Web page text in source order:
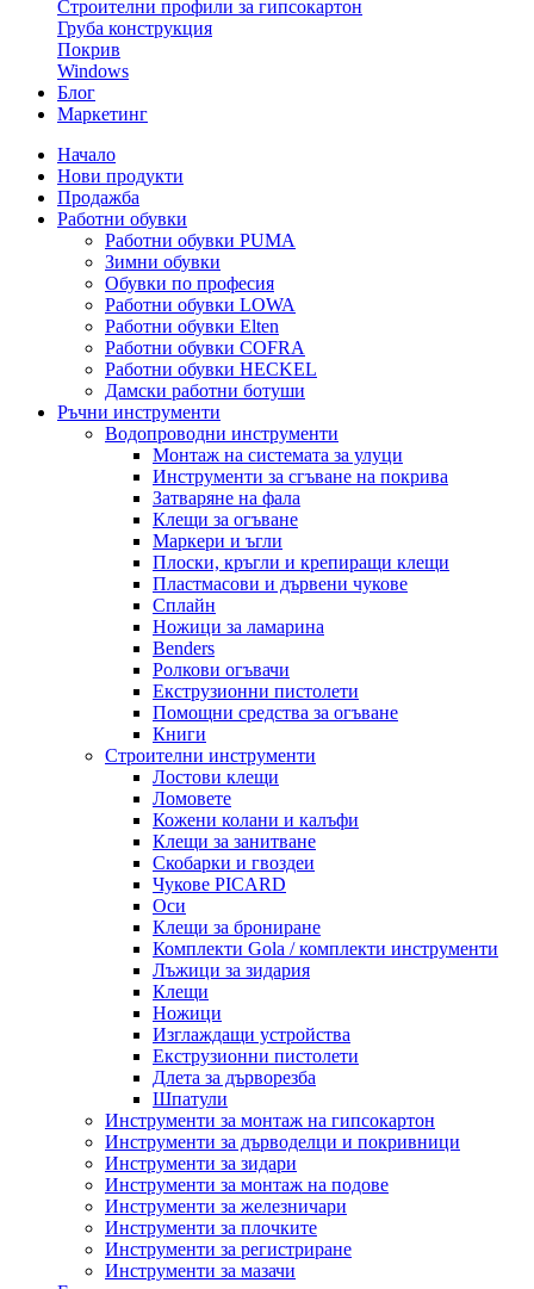
Строителни профили за гипсокартон
Груба конструкция
Покрив
Windows
Блог
Маркетинг
Начало
Нови продукти
Продажба
Работни обувки
Работни обувки PUMA
Зимни обувки
Обувки по професия
Работни обувки LOWA
Работни обувки Elten
Работни обувки COFRA
Работни обувки HECKEL
Дамски работни ботуши
Ръчни инструменти
Водопроводни инструменти
Монтаж на системата за улуци
Инструменти за сгъване на покрива
Затваряне на фала
Клещи за огъване
Маркери и ъгли
Плоски, кръгли и крепиращи клещи
Пластмасови и дървени чукове
Сплайн
Ножици за ламарина
Benders
Ролкови огъвачи
Екструзионни пистолети
Помощни средства за огъване
Книги
Строителни инструменти
Лостови клещи
Ломовете
Кожени колани и калъфи
Клещи за занитване
Скобарки и гвоздеи
Чукове PICARD
Оси
Клещи за брониране
Комплекти Gola / комплекти инструменти
Лъжици за зидария
Клещи
Ножици
Изглаждащи устройства
Екструзионни пистолети
Длета за дърворезба
Шпатули
Инструменти за монтаж на гипсокартон
Инструменти за дърводелци и покривници
Инструменти за зидари
Инструменти за монтаж на подове
Инструменти за железничари
Инструменти за плочките
Инструменти за регистриране
Инструменти за мазачи